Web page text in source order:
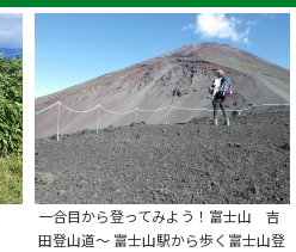
一合目から登ってみよう！富士山 吉
田登山道～ 富士山駅から歩く富士山登